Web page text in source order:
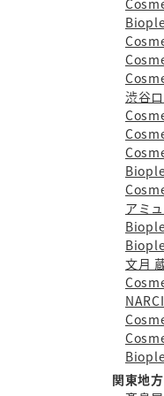
渋谷
アミ
文月
関東地方